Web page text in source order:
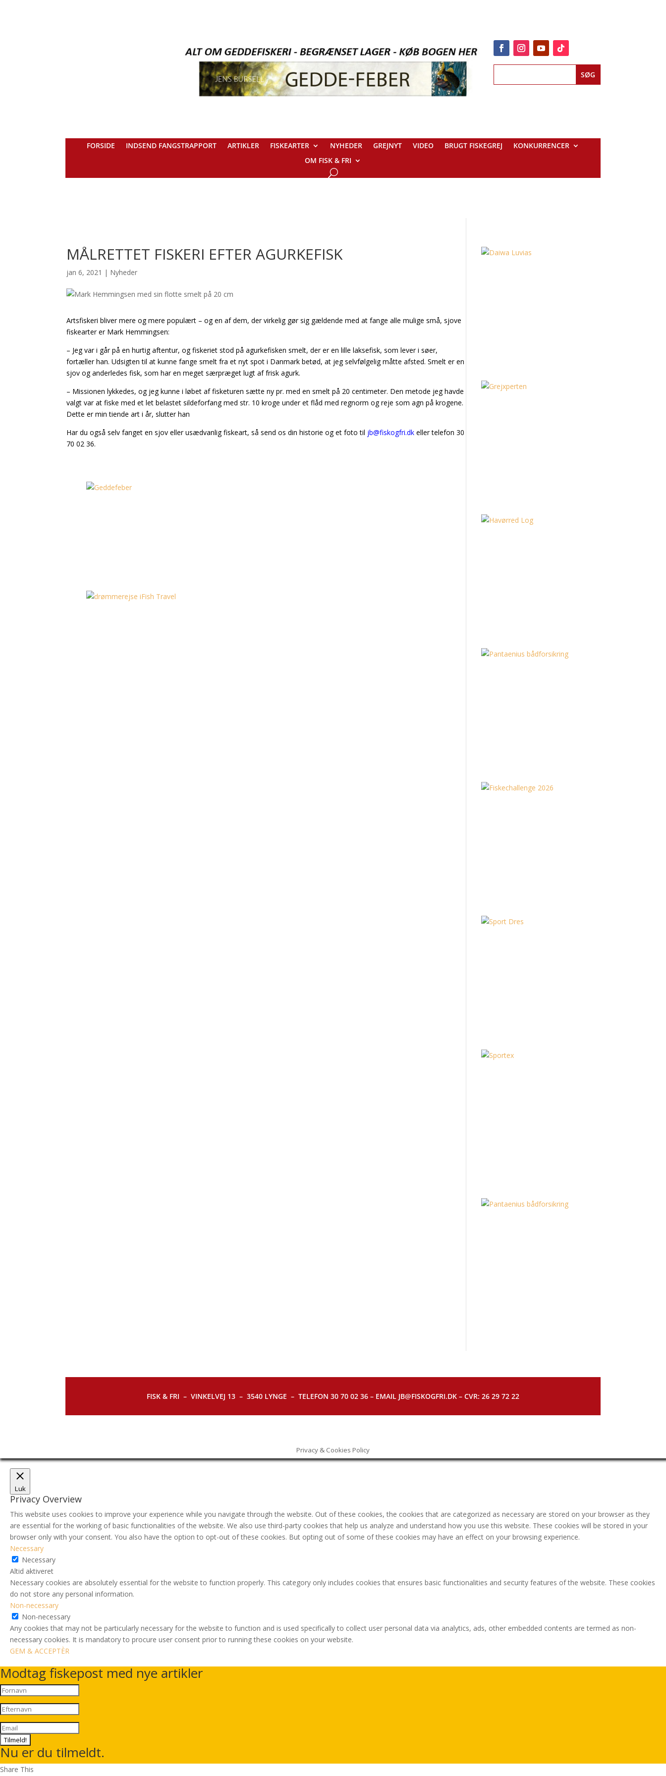
FORSIDE INDSEND FANGSTRAPPORT ARTIKLER FISKEARTER NYHEDER GREJNYT VIDEO BRUGT FISKEGREJ
KONKURRENCER
OM FISK & FRI
MÅLRETTET FISKERI EFTER AGURKEFISK
jan 6, 2021 | Nyheder
Artsfiskeri bliver mere og mere populært – og en af dem, der virkelig gør sig gældende med at fange alle mulige små, sjove
fiskearter er Mark Hemmingsen:
– Jeg var i går på en hurtig aftentur, og fiskeriet stod på agurkefisken smelt, der er en lille laksefisk, som lever i søer,
fortæller han. Udsigten til at kunne fange smelt fra et nyt spot i Danmark betød, at jeg selvfølgelig måtte afsted. Smelt er en
sjov og anderledes fisk, som har en meget særpræget lugt af frisk agurk.
– Missionen lykkedes, og jeg kunne i løbet af fisketuren sætte ny pr. med en smelt på 20 centimeter. Den metode jeg havde
valgt var at fiske med et let belastet sildeforfang med str. 10 kroge under et flåd med regnorm og reje som agn på krogene.
Dette er min tiende art i år, slutter han
Har du også selv fanget en sjov eller usædvanlig fiskeart, så send os din historie og et foto til jb@fiskogfri.dk eller telefon 30
70 02 36.
FISK & FRI – VINKELVEJ 13 – 3540 LYNGE – TELEFON 30 70 02 36 – EMAIL JB@FISKOGFRI.DK – CVR: 26 29 72 22
Privacy & Cookies Policy
Luk
Privacy Overview
This website uses cookies to improve your experience while you navigate through the website. Out of these cookies, the cookies that are categorized as necessary are stored on your browser as they
are essential for the working of basic functionalities of the website. We also use third-party cookies that help us analyze and understand how you use this website. These cookies will be stored in your
browser only with your consent. You also have the option to opt-out of these cookies. But opting out of some of these cookies may have an effect on your browsing experience.
Necessary
Necessary
Altid aktiveret
Necessary cookies are absolutely essential for the website to function properly. This category only includes cookies that ensures basic functionalities and security features of the website. These cookies
do not store any personal information.
Non-necessary
Non-necessary
Any cookies that may not be particularly necessary for the website to function and is used specifically to collect user personal data via analytics, ads, other embedded contents are termed as non-
necessary cookies. It is mandatory to procure user consent prior to running these cookies on your website.
GEM & ACCEPTÈR
Modtag fiskepost med nye artikler
Tilmeld!
Nu er du tilmeldt.
Share This